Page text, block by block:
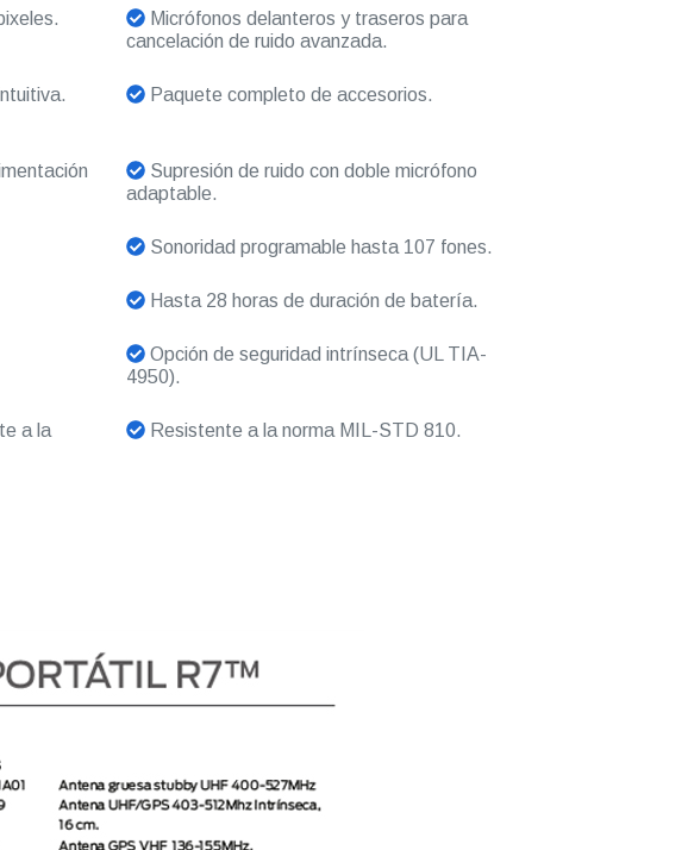
Micrófonos delanteros y traseros para
cancelación de ruido avanzada.
Paquete completo de accesorios.
Supresión de ruido con doble micrófono
adaptable.
Sonoridad programable hasta 107 fones.
Hasta 28 horas de duración de batería.
Opción de seguridad intrínseca (UL TIA-
4950).
a la
Resistente a la norma MIL-STD 810.